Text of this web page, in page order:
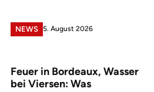
NEWS 5. August 2026
Feuer in Bordeaux, Wasser
bei Viersen: Was